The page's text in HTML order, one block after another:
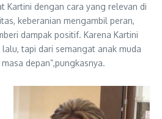
Kartini dengan cara yang relevan di
keberanian mengambil peran,
dampak positif. Karena Kartini
tapi dari semangat anak muda
depan”,pungkasnya.